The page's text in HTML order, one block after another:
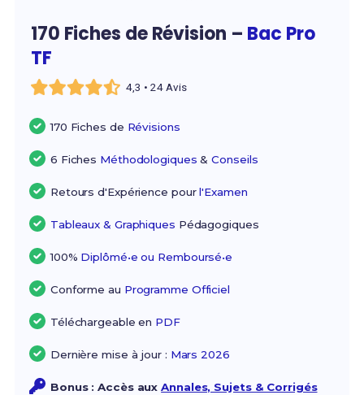
170 Fiches de Révision – Bac Pro
TF
4,3 • 24 Avis
170 Fiches de Révisions
6 Fiches Méthodologiques &Conseils
Retours d'Expérience pourl'Examen
Tableaux & Graphiques Pédagogiques
100% Diplômé•e ou Remboursé•e
Conforme au Programme Officiel
Téléchargeable en PDF
Dernière mise à jour : Mars 2026
Bonus : Accès auxAnnales, Sujets & Corrigés